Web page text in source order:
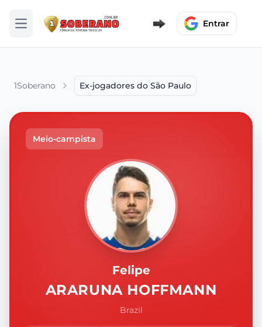
Abrir menu Entrar
1Soberano Ex-jogadores do São Paulo
Meio-campista
Felipe
ARARUNA HOFFMANN
Brazil